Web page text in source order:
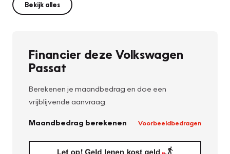
Bekijk alles
Financier deze Volkswagen
Passat
Berekenen je maandbedrag en doe een
vrijblijvende aanvraag.
Maandbedrag berekenen Voorbeeldbedragen